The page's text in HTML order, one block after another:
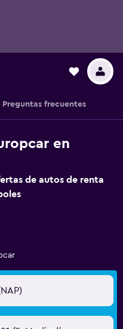
Preguntas frecuentes
en
de autos de renta